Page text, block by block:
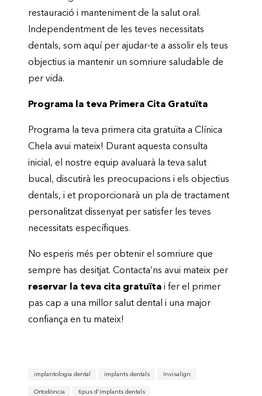
restauració i manteniment de la salut oral.
Independentment de les teves necessitats
dentals, som aquí per ajudar-te a assolir els teus
objectius ia mantenir un somriure saludable de
per vida.
Programa la teva Primera Cita Gratuïta
Programa la teva primera cita gratuïta a Clínica
Chela avui mateix! Durant aquesta consulta
inicial, el nostre equip avaluarà la teva salut
bucal, discutirà les preocupacions i els objectius
dentals, i et proporcionarà un pla de tractament
personalitzat dissenyat per satisfer les teves
necessitats específiques.
No esperis més per obtenir el somriure que
sempre has desitjat. Contacta’ns avui mateix per
reservar la teva cita gratuïta i fer el primer
pas cap a una millor salut dental i una major
confiança en tu mateix!
implantologia dental implants dentals Invisalign
Ortodòncia tipus d'implants dentals